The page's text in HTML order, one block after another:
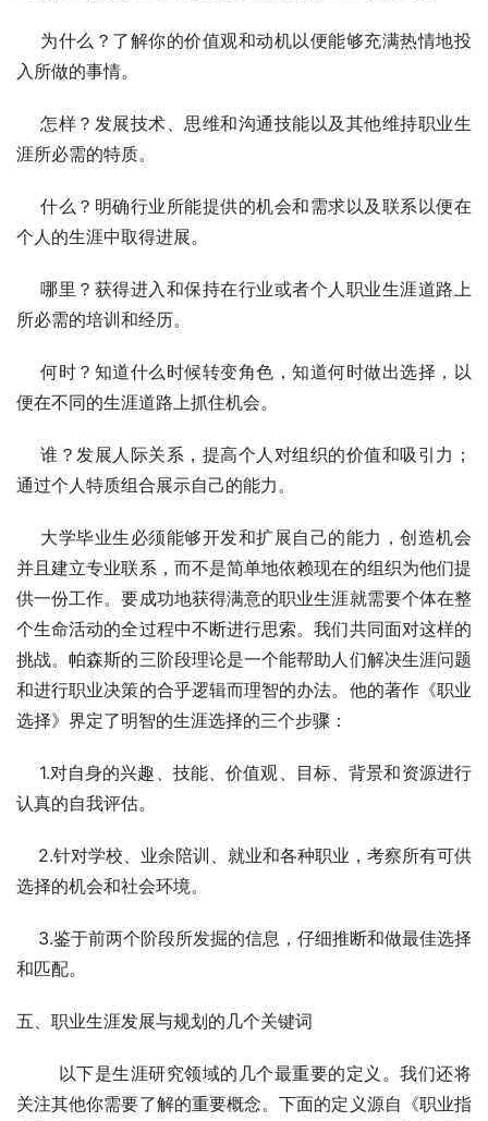
为什么？了解你的价值观和动机以便能够充满热情地投
入所做的事情。
怎样？发展技术、思维和沟通技能以及其他维持职业生
涯所必需的特质。
什么？明确行业所能提供的机会和需求以及联系以便在
个人的生涯中取得进展。
哪里？获得进入和保持在行业或者个人职业生涯道路上
所必需的培训和经历。
何时？知道什么时候转变角色，知道何时做出选择，以
便在不同的生涯道路上抓住机会。
谁？发展人际关系，提高个人对组织的价值和吸引力；
通过个人特质组合展示自己的能力。
大学毕业生必须能够开发和扩展自己的能力，创造机会
并且建立专业联系，而不是简单地依赖现在的组织为他们提
供一份工作。要成功地获得满意的职业生涯就需要个体在整
个生命活动的全过程中不断进行思索。我们共同面对这样的
挑战。帕森斯的三阶段理论是一个能帮助人们解决生涯问题
和进行职业决策的合乎逻辑而理智的办法。他的著作《职业
选择》界定了明智的生涯选择的三个步骤：
1.对自身的兴趣、技能、价值观、目标、背景和资源进行
认真的自我评估。
2.针对学校、业余陪训、就业和各种职业，考察所有可供
选择的机会和社会环境。
3.鉴于前两个阶段所发掘的信息，仔细推断和做最佳选择
和匹配。
五、职业生涯发展与规划的几个关键词
以下是生涯研究领域的几个最重要的定义。我们还将
关注其他你需要了解的重要概念。下面的定义源自《职业指